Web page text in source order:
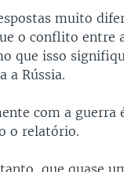
muito
o conflito entre
que isso
a Rússia.
com a
o relatório.